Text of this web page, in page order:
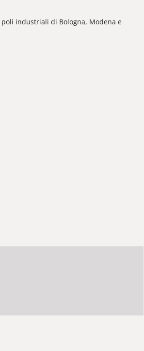
industriali di Bologna, Modena e